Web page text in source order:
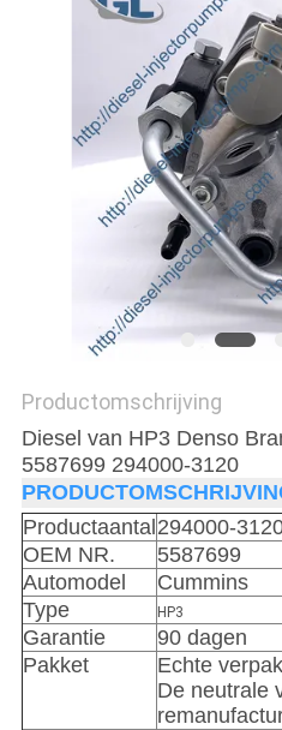
Productomschrijving
Diesel van HP3 Denso
5587699 294000-3120
Productaantal 294000-
OEM NR.
5587699
Automodel
Cummins
Type
HP3
Garantie
90 dagen
Pakket
Echte
De neutrale